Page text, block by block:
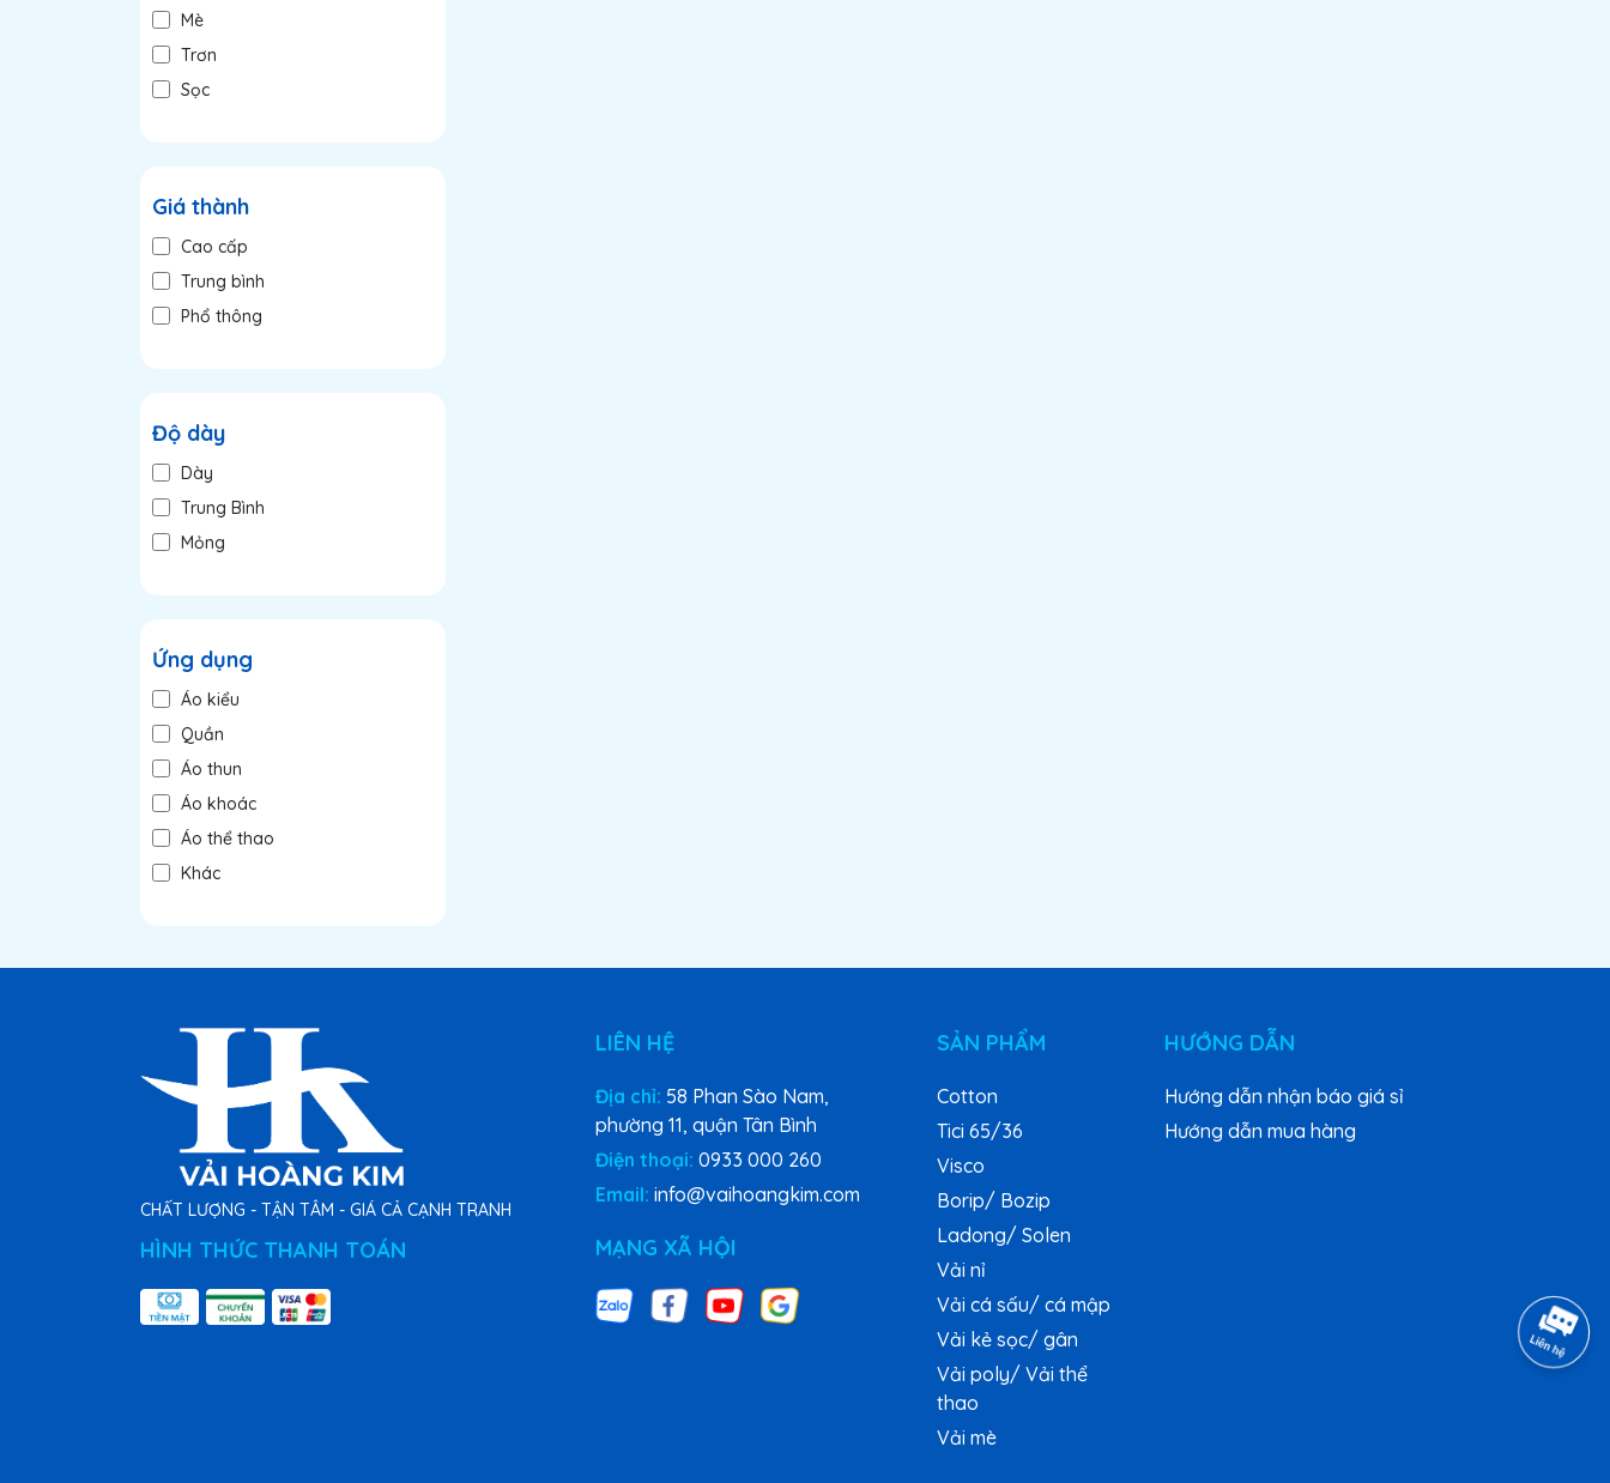
Mè
Trơn
Sọc
Giá thành
Cao cấp
Trung bình
Phổ thông
Độ dày
Dày
Trung Bình
Mỏng
Ứng dụng
Áo kiểu
Quần
Áo thun
Áo khoác
Áo thể thao
Khác
CHẤT LƯỢNG - TẬN TÂM - GIÁ CẢ CẠNH TRANH
HÌNH THỨC THANH TOÁN
LIÊN HỆ
Địa chỉ: 58 Phan Sào Nam,
phường 11, quận Tân Bình
Điện thoại: 0933 000 260
Email: info@vaihoangkim.com
MẠNG XÃ HỘI
SẢN PHẨM
Cotton
Tici 65/36
Visco
Borip/ Bozip
Ladong/ Solen
Vải nỉ
Vải cá sấu/ cá mập
Vải kẻ sọc/ gân
Vải poly/ Vải thể
thao
Vải mè
HƯỚNG DẪN
Hướng dẫn nhận báo giá sỉ
Hướng dẫn mua hàng